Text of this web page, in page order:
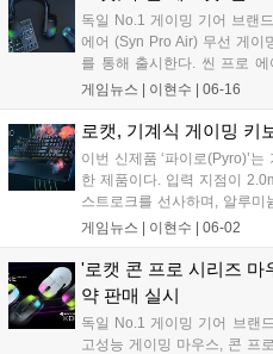
독일 No.1 게이밍 기어 브랜
에어 (Syn Pro Air) 무선 게이
를 통해 출시한다. 씬 프로
은...
게임뉴스 | 이현수 | 06-16
로캣, 기계식 게이밍 키
이번 신제품 ‘파이로(Pyro)’
한 제품이다. 입력 지점이
스트로크를 선사하며, 알루
스위치가 탑재되어 있다. 로캣
한 인체 공학 설계된 손목 보
가능하다. 세부 설정을 하지
생하게 로캣의 기기들과 자
을 제공한다....
게임뉴스 | 이현수 | 06-02
'로캣 콘 프로 시리즈 마
약 판매 실시
독일 No.1 게이밍 기어 브랜
고성능 게이밍 마우스, 콘 프